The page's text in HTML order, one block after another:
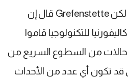
في كتالوج الضوء الشارد. لكن Grefenstette قال إن
للتكنولوجيا قاموا
حالات من السطوع السريع من
قد تكون أي عدد من الأحداث